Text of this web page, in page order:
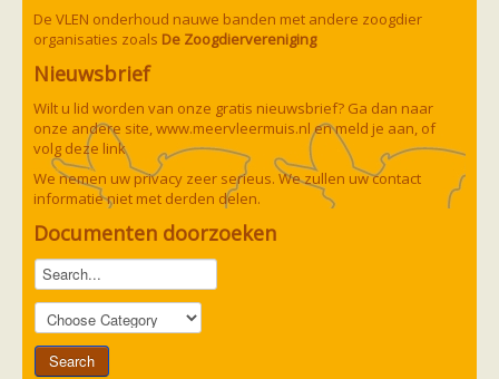
Echolocatie
Soorten
Baardvleermuis
Bechsteins vleermuis
Bosvleermuis
Brandt's vleermuis
Bruine of gewone grootoorvleermuis
Franjestaart
Gewone dwergvleermuis
Grijze grootoorvleermuis
Grote rosse vleermuis
Ingekorven vleermuis
Kleine en grote hoefijzerneus
Laatvlieger
Meervleermuis
Mopsvleermuis
Gewone grootoorvleermuis
De VLEN onderhoud nauwe banden met andere zoogdier
organisaties zoals De Zoogdiervereniging
Nieuwsbrief
Wilt u lid worden van onze gratis nieuwsbrief? Ga dan naar
onze andere site,www.meervleermuis.nlen meld je aan, of
volg deze link
We nemen uw privacy zeer serieus. We zullen uw contact
informatie niet met derden delen.
Documenten doorzoeken